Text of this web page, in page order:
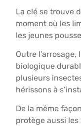
La clé se trouve
moment où les
les jeunes
Outre
biologique
plusieurs
hérissons à
De la même
protège aussi